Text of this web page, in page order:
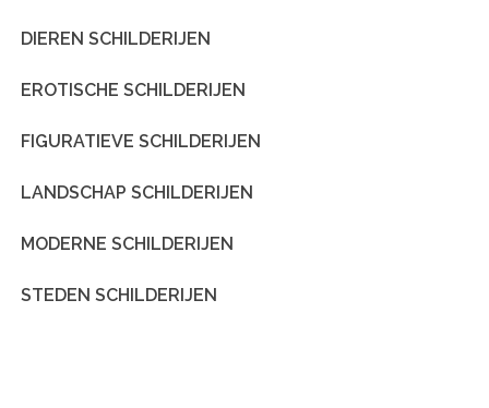
DIEREN SCHILDERIJEN
EROTISCHE SCHILDERIJEN
FIGURATIEVE SCHILDERIJEN
LANDSCHAP SCHILDERIJEN
MODERNE SCHILDERIJEN
STEDEN SCHILDERIJEN